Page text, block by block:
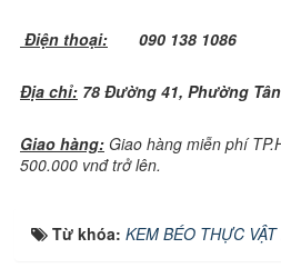
Điện thoại: 090 138 1086
Địa chỉ: 78 Đường 41, Phường
Giao hàng: Giao hàng miễn phí
500.000 vnđ trở lên.
Từ khóa: KEM BÉO THỰC